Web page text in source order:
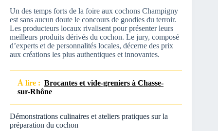
Un des temps forts de la foire aux cochons Champigny
est sans aucun doute le concours de goodies du terroir.
Les producteurs locaux rivalisent pour présenter leurs
meilleurs produits dérivés du cochon. Le jury, composé
d’experts et de personnalités locales, décerne des prix
aux créations les plus authentiques et innovantes.
À lire : Brocantes et vide-greniers à Chasse-
sur-Rhône
Démonstrations culinaires et ateliers pratiques sur la
préparation du cochon